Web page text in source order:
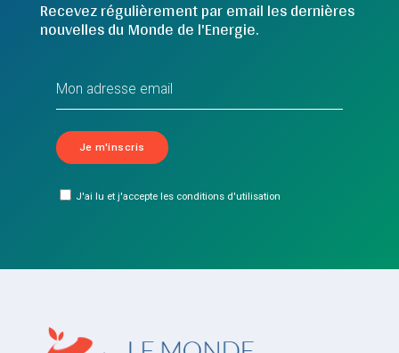
Recevez régulièrement par email les dernières
nouvelles du Monde de l'Energie.
J'ai lu et j'accepte les conditions d'utilisation